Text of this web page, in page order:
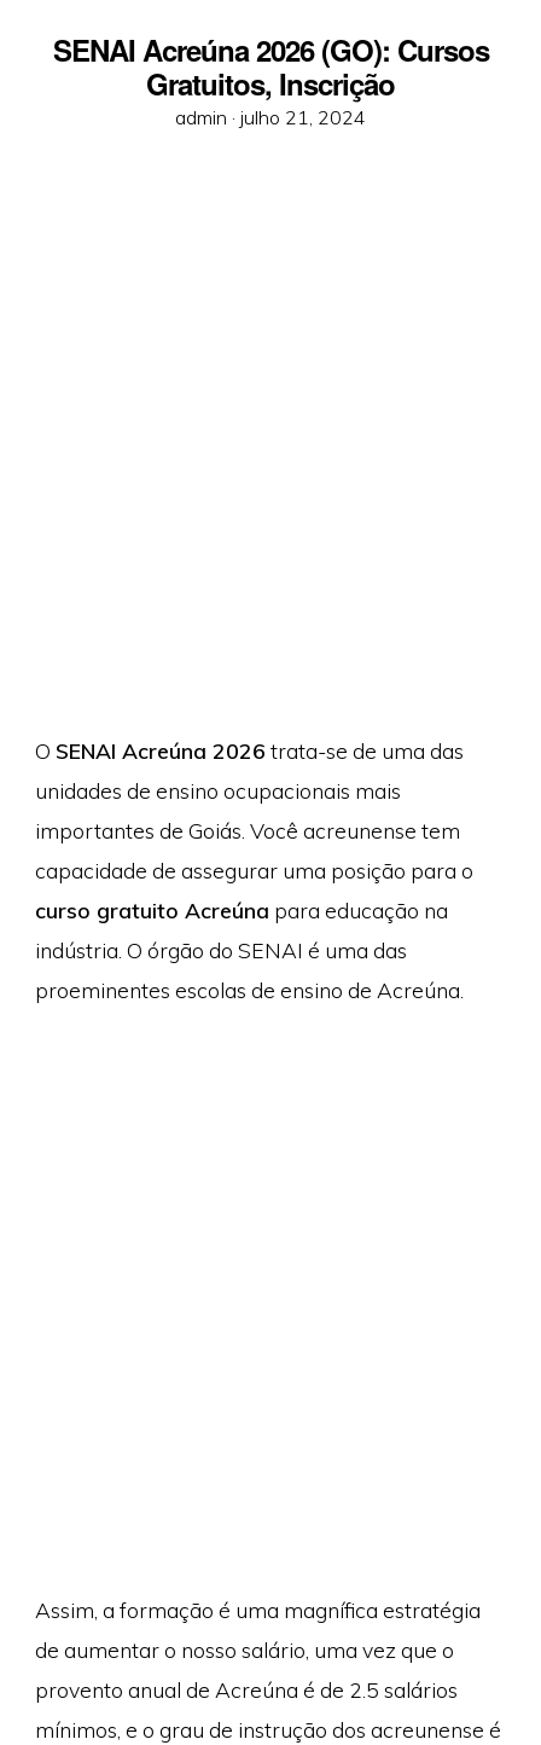
SENAI Acreúna 2026 (GO): Cursos
Gratuitos, Inscrição
admin · Posted
julho 21, 2024
O SENAI Acreúna 2026 trata-se de uma das
unidades de ensino ocupacionais mais
importantes de Goiás. Você acreunense tem
capacidade de assegurar uma posição para o
curso gratuito Acreúna para educação na
indústria. O órgão do SENAI é uma das
proeminentes escolas de ensino de Acreúna.
Assim, a formação é uma magnífica estratégia
de aumentar o nosso salário, uma vez que o
provento anual de Acreúna é de 2.5 salários
mínimos, e o grau de instrução dos acreunense é